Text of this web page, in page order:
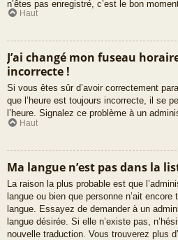
n’êtes pas enregistré, c’est le bon
Haut
J’ai changé mon fuseau
incorrecte !
Si vous êtes sûr d’avoir correctement
que l’heure est toujours incorrecte, il se
l’heure. Signalez ce problème à un
Haut
Ma langue n’est pas dans la
La raison la plus probable est que
langue ou bien que personne n’ait
langue. Essayez de demander à un
langue désirée. Si elle n’existe pas,
nouvelle traduction. Vous trouverez plus